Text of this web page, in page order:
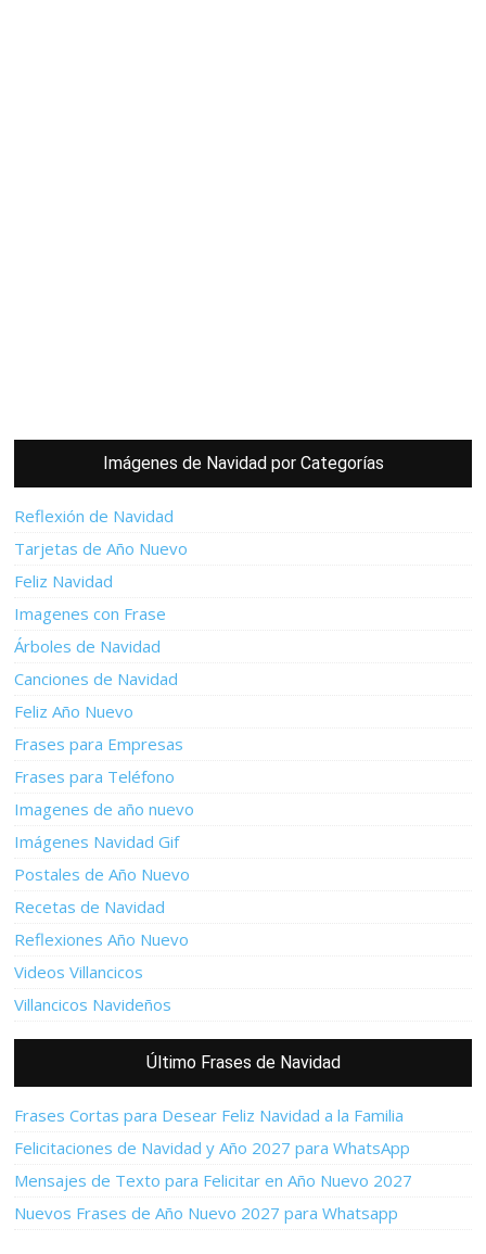
Imágenes de Navidad por Categorías
Reflexión de Navidad
Tarjetas de Año Nuevo
Feliz Navidad
Imagenes con Frase
Árboles de Navidad
Canciones de Navidad
Feliz Año Nuevo
Frases para Empresas
Frases para Teléfono
Imagenes de año nuevo
Imágenes Navidad Gif
Postales de Año Nuevo
Recetas de Navidad
Reflexiones Año Nuevo
Videos Villancicos
Villancicos Navideños
Último Frases de Navidad
Frases Cortas para Desear Feliz Navidad a la Familia
Felicitaciones de Navidad y Año 2027 para WhatsApp
Mensajes de Texto para Felicitar en Año Nuevo 2027
Nuevos Frases de Año Nuevo 2027 para Whatsapp